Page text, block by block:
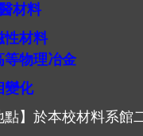
材料
性材料
等物理冶金
變化
點】於本校材料系館